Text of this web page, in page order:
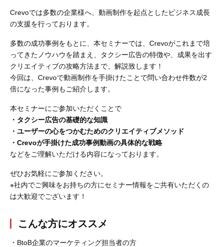
Crevoでは多数の企業様へ、動画制作を起点としたビジネス成長
の支援を行っております。
多数の成功事例をもとに、本セミナーでは、Crevoがこれまで培
ってきたノウハウを踏まえ、タクシー広告の特徴や、成果を出す
クリエイティブの攻略方法まで、解説致します！
今回は、Crevoで動画制作を手掛けたことで問い合わせ件数が2
倍になった事例もご紹介します。
本セミナーにご参加いただくことで
・タクシー広告の基礎的な知識
・ユーザーの心をつかむためのクリエイティブメソッド
・Crevoが手掛けた成功事例動画の具体的な戦略
などをご理解いただける内容になっております。
ぜひお気軽にご参加ください。
※社内でご興味をお持ちの方にセミナー情報をご共有いただくの
は大歓迎でございます！
こんな方にオススメ
・BtoB企業のマーケティング担当者の方